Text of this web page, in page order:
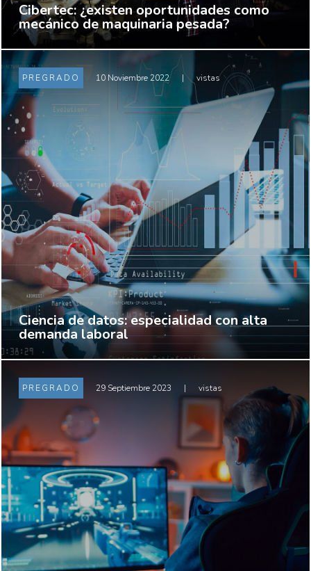
Cibertec: ¿existen oportunidades como
mecánico de maquinaria pesada?
PREGRADO 10 Noviembre 2022 | vistas
Ciencia de datos: especialidad con alta
demanda laboral
PREGRADO 29 Septiembre 2023 | vistas